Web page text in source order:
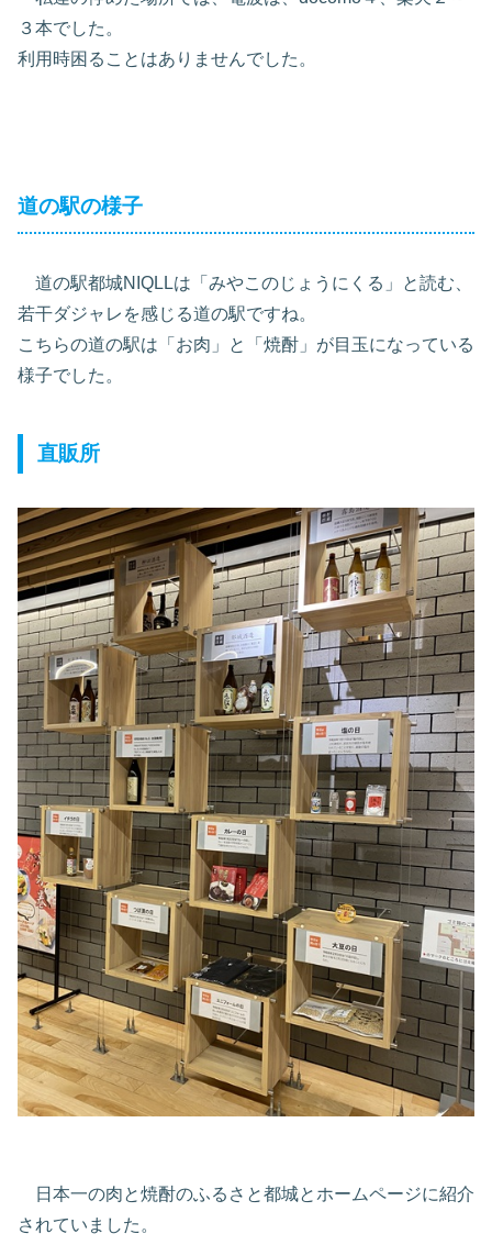
３本でした。
利用時困ることはありませんでした。
道の駅の様子
道の駅都城NIQLLは「みやこのじょうにくる」と読む、
若干ダジャレを感じる道の駅ですね。
こちらの道の駅は「お肉」と「焼酎」が目玉になっている
様子でした。
直販所
日本一の肉と焼酎のふるさと都城とホームページに紹介
されていました。